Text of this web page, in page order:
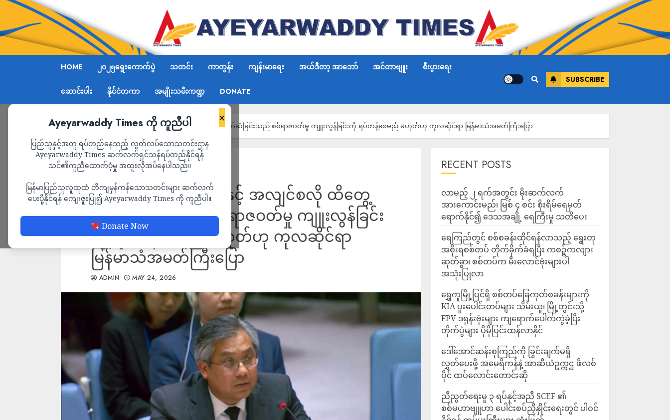
HOME ၂၀၂၅ရွေးကောက်ပွဲ သတင်း ကာတွန်း ကျန်းမာရေး အယ်ဒီတာ့ အာဘော် အင်တာဗျူး စီးပွားရေး
ဆောင်းပါး နိုင်ငံတကာ အမျိုးသမီးကဏ္ဍ DONATE
SUBSCRIBE
×
Ayeyarwaddy Times ကို ကူညီပါ
ပြည်သူနှင့်အတူ ရပ်တည်နေသည့် လွတ်လပ်သောသတင်းဌာန
Ayeyarwaddy Times ဆက်လက်ရှင်သန်ရပ်တည်နိုင်ရန်
သင်၏ကူညီထောက်ပံ့မှု အထူးလိုအပ်နေပါသည်။
မြန်မာပြည်သူလူထုထံ တိကျမှန်ကန်သောသတင်းများ ဆက်လက်
ပေးပို့နိုင်ရန် ကျေးဇူးပြု၍ Ayeyarwaddy Times ကို ကူညီပါ။
Donate Now
Home အကြမ်းဖက်စစ်အုပ်စုနှင့် အလျင်စလို ထိတွေ့ဆက်ဆံခြင်းသည် စစ်ရာဇဝတ်မှု ကျူးလွန်ခြင်းကို ရပ်တန့်စေမည် မဟုတ်ဟု ကုလဆိုင်ရာ မြန်မာသံအမတ်ကြီးပြော
နိုင်ငံရေး သတင်း
အကြမ်းဖက်စစ်အုပ်စုနှင့် အလျင်စလို ထိတွေ့
ဆက်ဆံခြင်းသည် စစ်ရာဇဝတ်မှု ကျူးလွန်ခြင်း
ကို ရပ်တန့်စေမည် မဟုတ်ဟု ကုလဆိုင်ရာ
မြန်မာသံအမတ်ကြီးပြော
ADMIN MAY 24, 2026
RECENT POSTS
လာမည့် ၂ ရက်အတွင်း မိုးဆက်လက်
အားကောင်းမည်၊ မြစ် ၄ စင်း စိုးရိမ်ရေမှတ်
ရောက်နိုင်၍ ဒေသအချို့ ရေကြီးမှု သတိပေး
ရေကြည်တွင် စစ်စခန်းထိုင်ရန်လာသည့် ရွေးတု
အစိုးရစစ်တပ် တိုက်ခိုက်ခံရပြီး ကစဉ့်ကလျား
ဆုတ်ခွာ၊ စစ်တပ်က မီးလောင်ဗုံးများပါ
အသုံးပြုလာ
‎ရွှေကူမြို့ပြင်ရှိ စစ်တပ်ခြေကုတ်စခန်းများကို
KIA ပူးပေါင်းတပ်များ သိမ်းယူ၊ မြို့တွင်းသို့
FPV ဒရုန်းဗုံးများ ကျရောက်ပေါက်ကွဲခဲ့ပြီး
တိုက်ပွဲများ ပိုမိုပြင်းထန်လာနိုင်
ဒေါ်အောင်ဆန်းစုကြည်ကို ခြွင်းချက်မရှိ
လွှတ်ပေးဖို့ အမေရိကန်နဲ့ အာဆီယံဥက္ကဌ ဖိလစ်
ပိုင် ထပ်လောင်းတောင်းဆို
ညီညွတ်ရေးမူ ၃ ရပ်နှင့်အညီ SCEF ၏
စစ်မဟာဗျူဟာ ပေါင်းစပ်ညှိနှိုင်းရေးတွင် ပါဝင်